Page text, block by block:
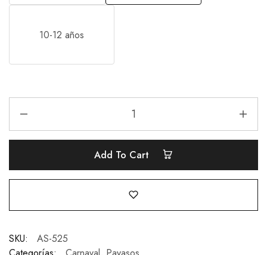
10-12 años
Add To Cart
SKU:
AS-525